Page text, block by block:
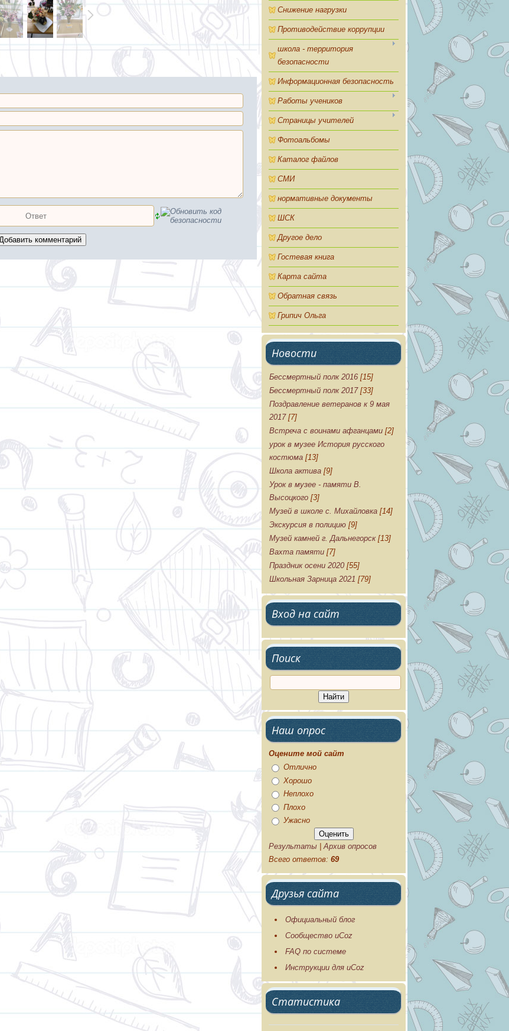
Снижение нагрузки
Противодействие коррупции
школа - территория
безопасности
Информационная безопасность
Работы учеников
Страницы учителей
Фотоальбомы
Каталог файлов
СМИ
нормативные документы
ШСК
Другое дело
Гостевая книга
Карта сайта
Обратная связь
Грипич Ольга
Новости
Бессмертный полк 2016 [15]
Бессмертный полк 2017 [33]
Поздравление ветеранов к 9 мая
2017 [7]
Встреча с воинами афганцами [2]
урок в музее История русского
костюма [13]
Школа актива [9]
Урок в музее - памяти В.
Высоцкого [3]
Музей в школе с. Михайловка [14]
Экскурсия в полицию [9]
Музей камней г. Дальнегорск [13]
Вахта памяти [7]
Праздник осени 2020 [55]
Школьная Зарница 2021 [79]
Вход на сайт
Поиск
Наш опрос
Оцените мой сайт
Отлично
Хорошо
Неплохо
Плохо
Ужасно
Результаты
Архив опросов
Всего ответов: 69
Друзья сайта
Официальный блог
Сообщество uCoz
FAQ по системе
Инструкции для uCoz
Статистика